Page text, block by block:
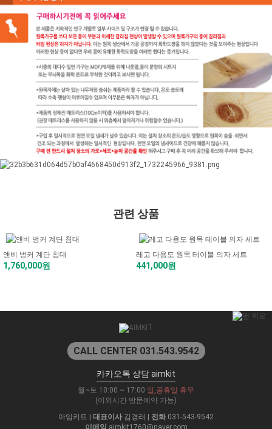
관련 상품
앤비 벙커 계단 침대
1,760,000원
레고 다용도 원목 테이블 의자 세트
441,000원
CALL CENTER 031.543.9542
카카오톡 상담 aimkit
월~토 10:00 ~ 17:00 일,공휴일 휴무
(이외시간 방문예약 가능)
아임키트
대표이사 김경래 전화 031-543-9542